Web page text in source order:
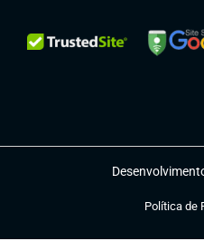
Política de